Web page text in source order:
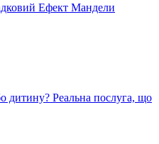
Ефект Мандели
дитину? Реальна послуга, що